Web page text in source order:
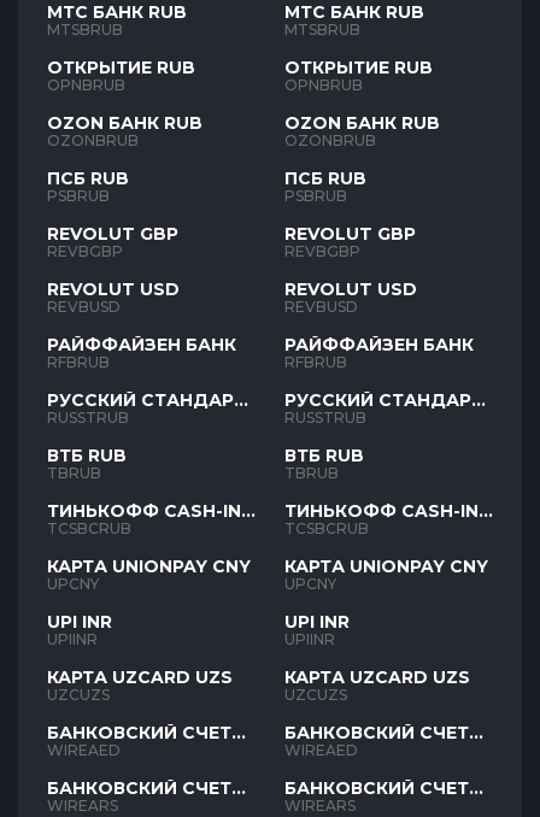
МТС БАНК RUB
MTSBRUB
ОТКРЫТИЕ RUB
OPNBRUB
OZON БАНК RUB
OZONBRUB
ПСБ RUB
PSBRUB
REVOLUT GBP
REVBGBP
REVOLUT USD
REVBUSD
РАЙФФАЙЗЕН БАНК
RFBRUB
РУССКИЙ СТАНДАРТ
RUB
RUSSTRUB
ВТБ RUB
TBRUB
ТИНЬКОФФ CASH-IN
RUB
TCSBCRUB
КАРТА UNIONPAY CNY
UPCNY
UPI INR
UPIINR
КАРТА UZCARD UZS
UZCUZS
БАНКОВСКИЙ СЧЕТ
AED
WIREAED
БАНКОВСКИЙ СЧЕТ
ARS
WIREARS
МТС БАНК RUB
MTSBRUB
ОТКРЫТИЕ RUB
OPNBRUB
OZON БАНК RUB
OZONBRUB
ПСБ RUB
PSBRUB
REVOLUT GBP
REVBGBP
REVOLUT USD
REVBUSD
РАЙФФАЙЗЕН БАНК
RFBRUB
РУССКИЙ СТАНДАРТ
RUB
RUSSTRUB
ВТБ RUB
TBRUB
ТИНЬКОФФ CASH-IN
RUB
TCSBCRUB
КАРТА UNIONPAY CNY
UPCNY
UPI INR
UPIINR
КАРТА UZCARD UZS
UZCUZS
БАНКОВСКИЙ СЧЕТ
AED
WIREAED
БАНКОВСКИЙ СЧЕТ
ARS
WIREARS